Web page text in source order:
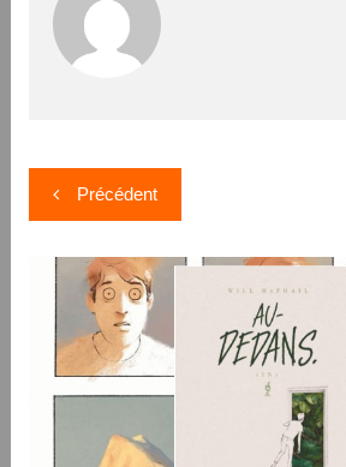
Navigation
de
l’article
Précédent